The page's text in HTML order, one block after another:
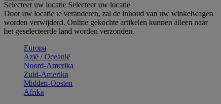
Selecteer uw locatie Selecteer uw locatie
Door uw locatie te veranderen, zal de inhoud van uw winkelwagen
worden verwijderd. Online gekochte artikelen kunnen alleen naar
het geselecteerde land worden verzonden.
Europa
Aziё / Oceaniё
Noord-Amerika
Zuid-Amerika
Midden-Oosten
Afrika